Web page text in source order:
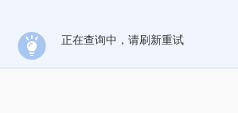
正在查询中，请刷新重试